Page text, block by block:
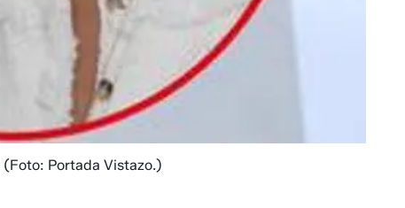
(Foto: Portada Vistazo.)